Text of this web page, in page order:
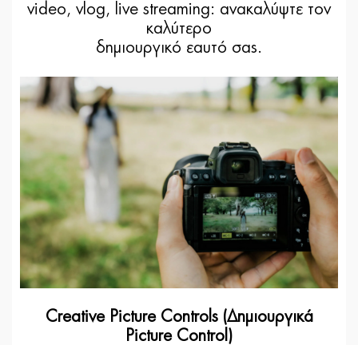
video, vlog, live streaming: ανακαλύψτε τον
καλύτερο
δημιουργικό εαυτό σας.
Creative Picture Controls (Δημιουργικά
Picture Control)